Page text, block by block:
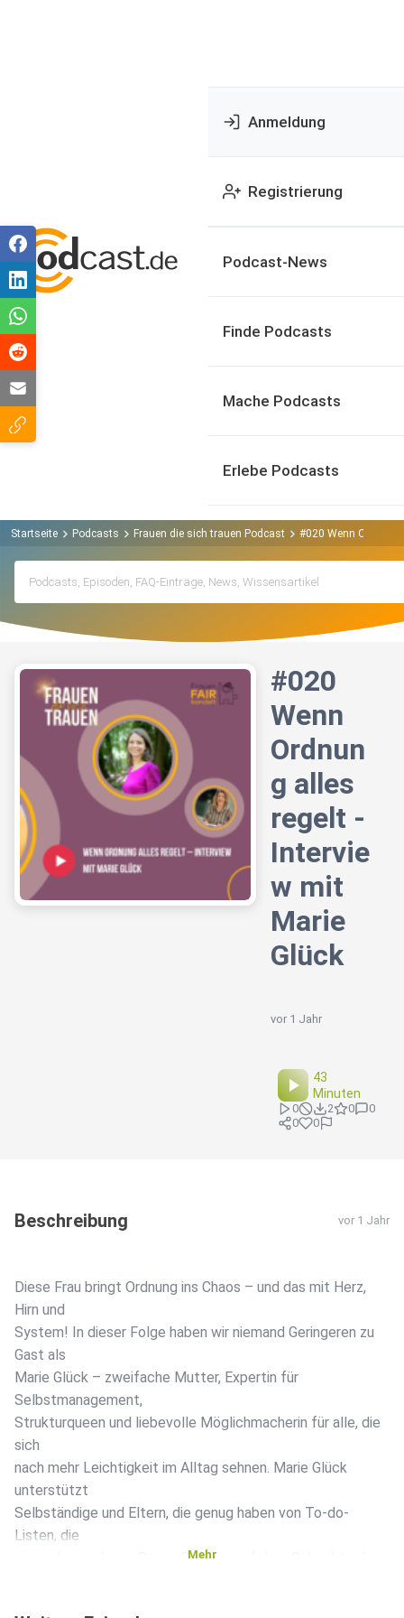
Anmeldung
Registrierung
Podcast-News
Finde Podcasts
Mache Podcasts
Erlebe Podcasts
Startseite Podcasts Frauen die sich trauen Podcast #020 Wenn
#020
Wenn
Ordnun
g alles
regelt -
Intervie
w mit
Marie
Glück
vor 1 Jahr
43
Minuten
0 2 0
0
0
0
Beschreibung vor 1 Jahr
Diese Frau bringt Ordnung ins Chaos – und das mit Herz,
Hirn und
System! In dieser Folge haben wir niemand Geringeren zu
Gast als
Marie Glück – zweifache Mutter, Expertin für
Selbstmanagement,
Strukturqueen und liebevolle Möglichmacherin für alle, die
sich
nach mehr Leichtigkeit im Alltag sehnen. Marie Glück
unterstützt
Selbständige und Eltern, die genug haben von To-do-
Listen, die
nie enden, und vom Dauer-Chaos – auf dem Schreibtisch
Mehr